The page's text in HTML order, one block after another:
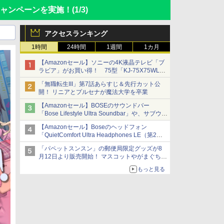
ンペーンを実施！ (1/3)
アクセスランキング
1時間 24時間 1週間 1カ月
【Amazonセール】ソニーの4K液晶テレビ「ブ
ラビア」がお買い得！ 75型「KJ-75X75WL」
などラインナップ
「無職転生III」第7話あらすじ＆先行カット公
開！ リニアとプルセナが魔法大学を卒業
【Amazonセール】BOSEのサウンドバー
「Bose Lifestyle Ultra Soundbar」や、サブウー
ファー「Bose Lifestyle Ultra Subwoofer」など
お買い得！
【Amazonセール】Boseのヘッドフォン
「QuietComfort Ultra Headphones LE（第2世
代）」などお買い得価格で登場
イマーシブオーディオで臨場感ある音楽体験が
楽しめる
「パペットスンスン」の郵便局限定グッズが8
月12日より販売開始！ マスコットやがまぐち、
もっと見る